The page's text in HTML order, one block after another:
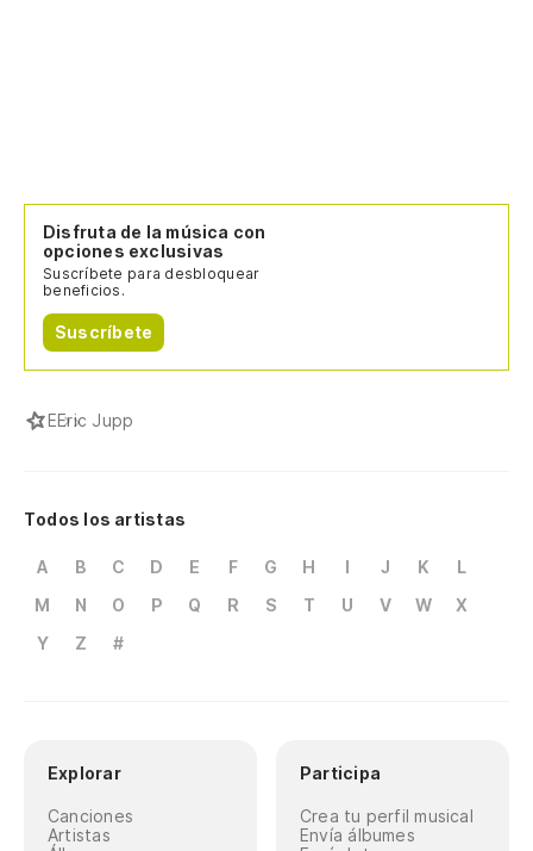
Disfruta de la música con
opciones exclusivas
Suscríbete para desbloquear
beneficios.
Suscríbete
EEric Jupp
Todos los artistas
A B C D E F G H I J K
L
M
N O P Q R S T U V W
X
Y
Z #
Explorar
Canciones
Artistas
Participa
Crea tu perfil musical
Envía álbumes